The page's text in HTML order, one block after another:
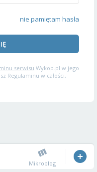
nie pamiętam hasła
serwisu Wykop.pl w jego
Regulaminu w całości,
Mikroblog